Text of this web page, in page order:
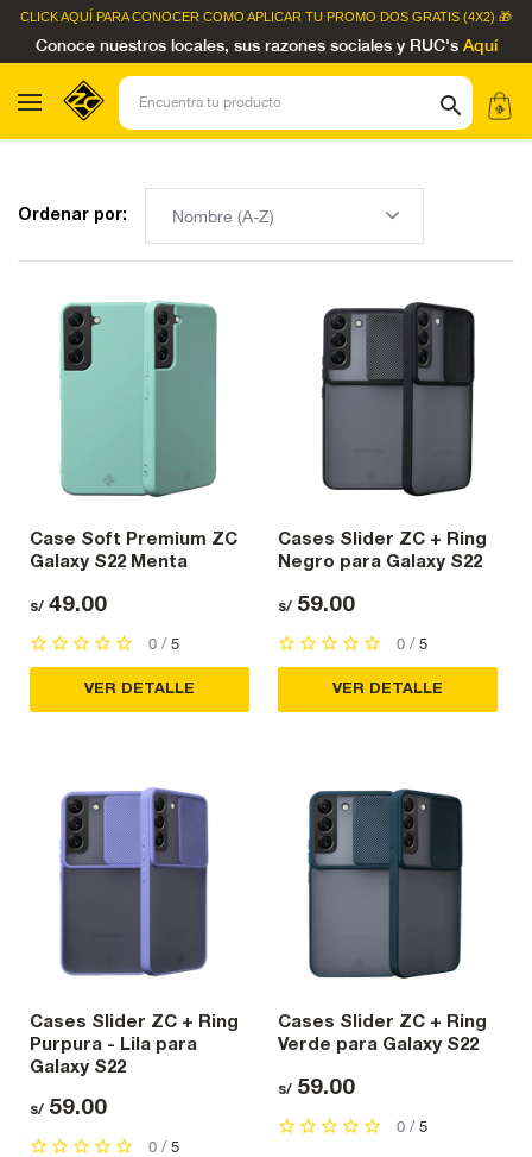
CLICK AQUÍ PARA CONOCER COMO APLICAR TU PROMO DOS GRATIS (4X2) 🎁
Conoce nuestros locales, sus razones sociales y RUC's Aquí
Ordenar por:
Case Soft Premium ZC
Galaxy S22 Menta
s/ 49.00
0 / 5
VER DETALLE
Cases Slider ZC + Ring
Negro para Galaxy S22
s/ 59.00
0 / 5
VER DETALLE
Cases Slider ZC + Ring
Purpura - Lila para
Galaxy S22
s/ 59.00
0 / 5
Cases Slider ZC + Ring
Verde para Galaxy S22
s/ 59.00
0 / 5